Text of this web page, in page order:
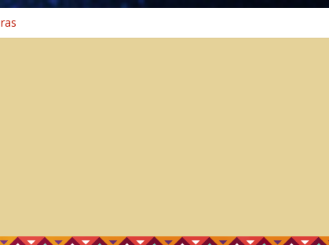
do Espírito Ancestral